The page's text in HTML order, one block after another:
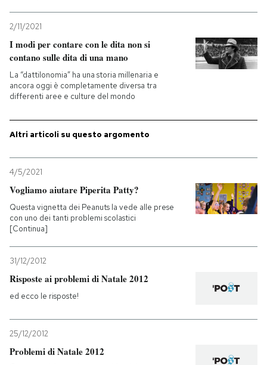
NEWSLETTER
Entra
2/11/2021
I modi per contare con le dita non si
contano sulle dita di una mano
La “dattilonomia” ha una storia millenaria e
ancora oggi è completamente diversa tra
differenti aree e culture del mondo
Altri articoli su questo argomento
4/5/2021
Vogliamo aiutare Piperita Patty?
Questa vignetta dei Peanuts la vede alle prese
con uno dei tanti problemi scolastici
[Continua]
31/12/2012
Risposte ai problemi di Natale 2012
ed ecco le risposte!
25/12/2012
Problemi di Natale 2012